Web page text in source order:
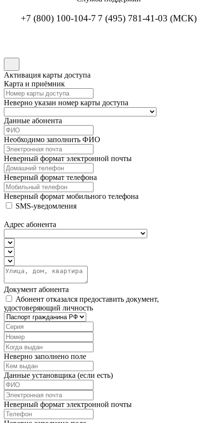
+7 (800) 100-104-7 7 (495) 781-41-03 (МСК)
Активация карты доступа
Карта и приёмник
Неверно указан номер карты доступа
Данные абонента
Необходимо заполнить ФИО
Неверный формат электронной почты
Неверный формат телефона
Неверный формат мобильного телефона
SMS-уведомления
Адрес абонента
Документ абонента
Абонент отказался предоставить документ,
удостоверяющий личность
Неверно заполнено поле
Данные установщика (если есть)
Неверный формат электронной почты